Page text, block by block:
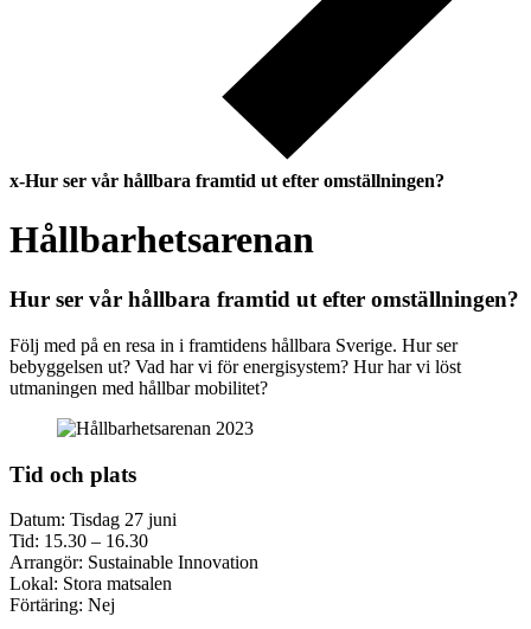
x-Hur ser vår hållbara framtid ut efter omställningen?
Hållbarhetsarenan
Hur ser vår hållbara framtid ut efter omställningen?
Följ med på en resa in i framtidens hållbara Sverige. Hur ser
bebyggelsen ut? Vad har vi för energisystem? Hur har vi löst
utmaningen med hållbar mobilitet?
Tid och plats
Datum: Tisdag 27 juni
Tid: 15.30 – 16.30
Arrangör: Sustainable Innovation
Lokal: Stora matsalen
Förtäring: Nej